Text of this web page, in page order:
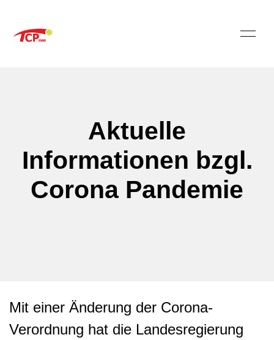
Aktuelle
Informationen bzgl.
Corona Pandemie
Mit einer Änderung der Corona-
Verordnung hat die Landesregierung